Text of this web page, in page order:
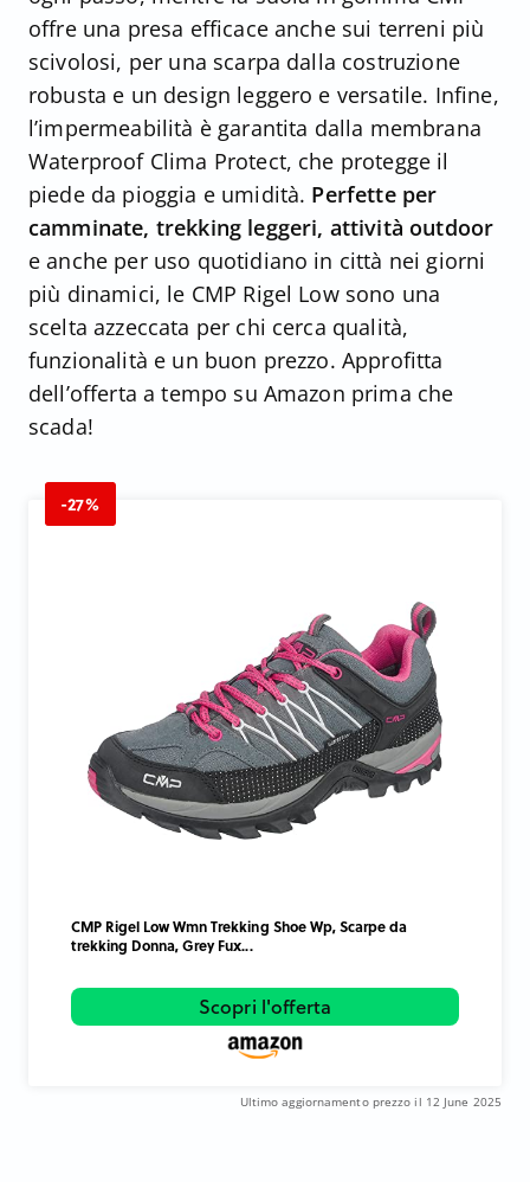
offre una presa efficace anche sui terreni più
scivolosi, per una scarpa dalla costruzione
robusta e un design leggero e versatile. Infine,
l’impermeabilità è garantita dalla membrana
Waterproof Clima Protect, che protegge il
piede da pioggia e umidità. Perfette per
camminate, trekking leggeri, attività outdoor
e anche per uso quotidiano in città nei giorni
più dinamici, le CMP Rigel Low sono una
scelta azzeccata per chi cerca qualità,
funzionalità e un buon prezzo. Approfitta
dell’offerta a tempo su Amazon prima che
scada!
-27%
CMP Rigel Low Wmn Trekking Shoe Wp, Scarpe da
trekking Donna, Grey Fux...
Scopri l'offerta
Ultimo aggiornamento prezzo il 12 June 2025